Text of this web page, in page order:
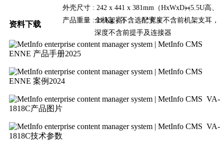
外壳尺寸 : 242 x 441 x 381mm（HxWxD﴿﴾5.5U高、
全机架宽） *宽度不含前机架支耳，
深度不含前提手及连接器
产品重量 :11 Kg ﴾ 不含选配卡 ﴿ 资料下载
ENNE 产品手册2025
ENNE 案例2024
VA-
1818C产品图片
VA-
1818C技术参数